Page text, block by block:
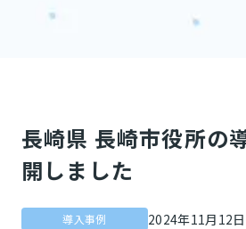
長崎県 長崎市役所の
開しました
導入事例 2024年11月12日